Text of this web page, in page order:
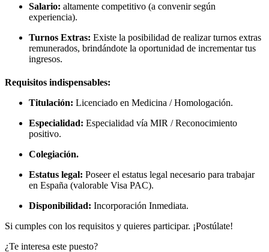
Salario: altamente competitivo (a convenir según
experiencia).
Turnos Extras: Existe la posibilidad de realizar turnos extras
remunerados, brindándote la oportunidad de incrementar tus
ingresos.
Requisitos indispensables:
Titulación: Licenciado en Medicina / Homologación.
Especialidad: Especialidad vía MIR / Reconocimiento
positivo.
Colegiación.
Estatus legal: Poseer el estatus legal necesario para trabajar
en España (valorable Visa PAC).
Disponibilidad: Incorporación Inmediata.
Si cumples con los requisitos y quieres participar. ¡Postúlate!
¿Te interesa este puesto?